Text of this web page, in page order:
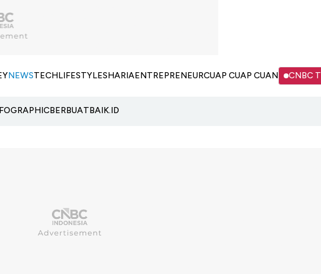
NEWSTECHLIFESTYLESHARIAENTREPRENEURCUAP CUAP CUAN CNBC
BERBUATBAIK.ID